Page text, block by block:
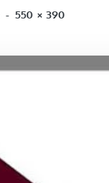
- FULL SIZE
550 × 390